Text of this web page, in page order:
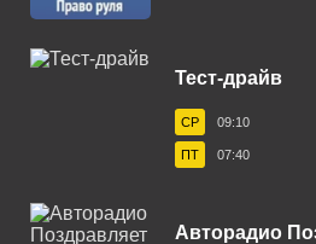
Березники 100.1 FM
Биробиджан 106.4 FM
Благовещенск 87.7 FM
Тест-драйв
СР 09:10
ПТ 07:40
Авторадио